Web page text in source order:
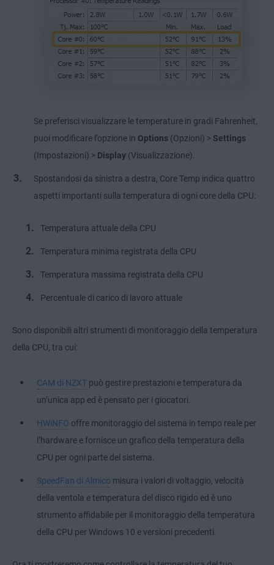
Se preferisci visualizzare le temperature in gradi Fahrenheit,
puoi modificare l’opzione in Options (Opzioni) > Settings
(Impostazioni) > Display (Visualizzazione).
Spostandosi da sinistra a destra, Core Temp indica quattro
aspetti importanti sulla temperatura di ogni core della CPU:
Temperatura attuale della CPU
Temperatura minima registrata della CPU
Temperatura massima registrata della CPU
Percentuale di carico di lavoro attuale
Sono disponibili altri strumenti di monitoraggio della temperatura
della CPU, tra cui:
CAM di NZXT può gestire prestazioni e temperatura da
un’unica app ed è pensato per i giocatori.
HWiNFO offre monitoraggio del sistema in tempo reale per
l’hardware e fornisce un grafico della temperatura della
CPU per ogni parte del sistema.
SpeedFan di Almico misura i valori di voltaggio, velocità
della ventola e temperatura del disco rigido ed è uno
strumento affidabile per il monitoraggio della temperatura
della CPU per Windows 10 e versioni precedenti.